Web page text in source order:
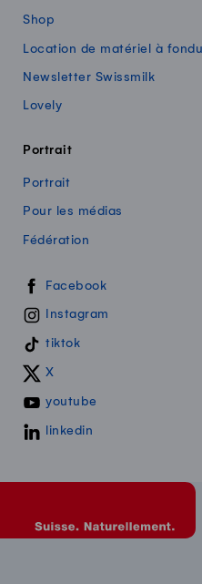
Shop
Location de matériel à
Newsletter Swissmilk
Lovely
Portrait
Portrait
Pour les médias
Fédération
Swissmilk sur les réseaux
Facebook
Instagram
tiktok
X
youtube
linkedin